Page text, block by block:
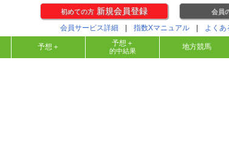
初めての方新規会員登録 会員
会員サービス詳細 指数Xマニュアル よくあ
予想＋ 予想＋
的中結果 地方競馬